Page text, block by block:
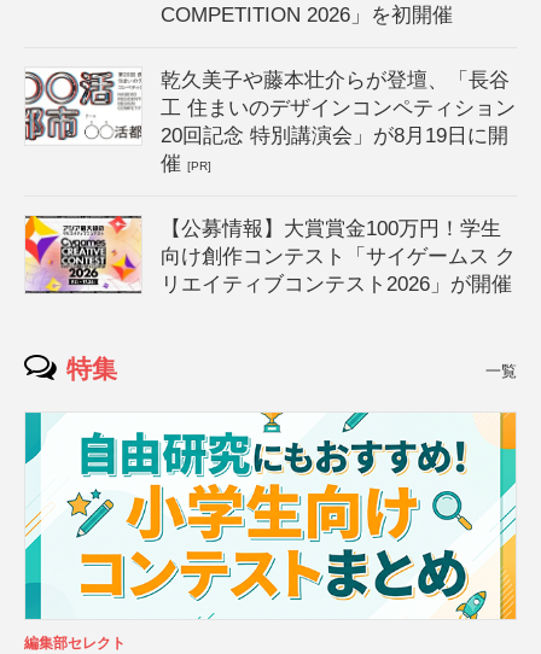
COMPETITION 2026」を初開催
乾久美子や藤本壮介らが登壇、「長谷
工 住まいのデザインコンペティション
20回記念 特別講演会」が8月19日に開
催[PR]
【公募情報】大賞賞金100万円！学生
向け創作コンテスト「サイゲームス ク
リエイティブコンテスト2026」が開催
特集 一覧
編集部セレクト